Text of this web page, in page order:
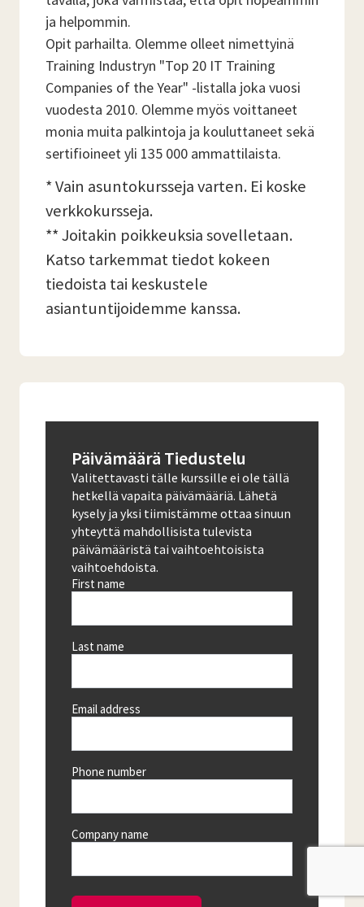
ja helpommin.
Opit parhailta. Olemme olleet nimettyinä
Training Industryn "Top 20 IT Training
Companies of the Year" -listalla joka vuosi
vuodesta 2010. Olemme myös voittaneet
monia muita palkintoja ja kouluttaneet sekä
sertifioineet yli 135 000 ammattilaista.
* Vain asuntokursseja varten. Ei koske
verkkokursseja.
** Joitakin poikkeuksia sovelletaan.
Katso tarkemmat tiedot kokeen
tiedoista tai keskustele
asiantuntijoidemme kanssa.
Päivämäärä Tiedustelu
Valitettavasti tälle kurssille ei ole tällä
hetkellä vapaita päivämääriä. Lähetä
kysely ja yksi tiimistämme ottaa sinuun
yhteyttä mahdollisista tulevista
päivämääristä tai vaihtoehtoisista
vaihtoehdoista.
First name
Last name
Email address
Phone number
Company name